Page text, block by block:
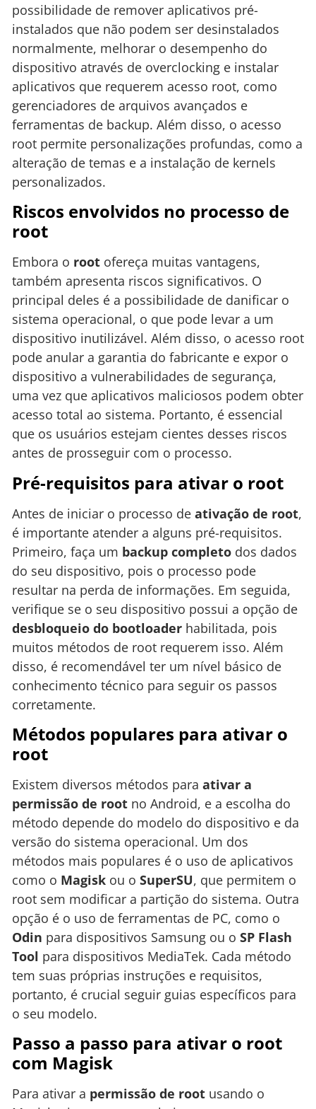
possibilidade de remover aplicativos pré-
instalados que não podem ser desinstalados
normalmente, melhorar o desempenho do
dispositivo através de overclocking e instalar
aplicativos que requerem acesso root, como
gerenciadores de arquivos avançados e
ferramentas de backup. Além disso, o acesso
root permite personalizações profundas, como a
alteração de temas e a instalação de kernels
personalizados.
Riscos envolvidos no processo de
root
Embora o root ofereça muitas vantagens,
também apresenta riscos significativos. O
principal deles é a possibilidade de danificar o
sistema operacional, o que pode levar a um
dispositivo inutilizável. Além disso, o acesso root
pode anular a garantia do fabricante e expor o
dispositivo a vulnerabilidades de segurança,
uma vez que aplicativos maliciosos podem obter
acesso total ao sistema. Portanto, é essencial
que os usuários estejam cientes desses riscos
antes de prosseguir com o processo.
Pré-requisitos para ativar o root
Antes de iniciar o processo de ativação de root,
é importante atender a alguns pré-requisitos.
Primeiro, faça um backup completo dos dados
do seu dispositivo, pois o processo pode
resultar na perda de informações. Em seguida,
verifique se o seu dispositivo possui a opção de
desbloqueio do bootloader habilitada, pois
muitos métodos de root requerem isso. Além
disso, é recomendável ter um nível básico de
conhecimento técnico para seguir os passos
corretamente.
Métodos populares para ativar o
root
Existem diversos métodos para ativar a
permissão de root no Android, e a escolha do
método depende do modelo do dispositivo e da
versão do sistema operacional. Um dos
métodos mais populares é o uso de aplicativos
como o Magisk ou o SuperSU, que permitem o
root sem modificar a partição do sistema. Outra
opção é o uso de ferramentas de PC, como o
Odin para dispositivos Samsung ou o SP Flash
Tool para dispositivos MediaTek. Cada método
tem suas próprias instruções e requisitos,
portanto, é crucial seguir guias específicos para
o seu modelo.
Passo a passo para ativar o root
com Magisk
Para ativar a permissão de root usando o